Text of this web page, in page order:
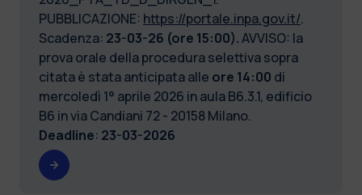
PUBBLICAZIONE: https://portale.inpa.gov.it/.
Scadenza: 23-03-26 (ore 15:00).AVVISO: la
prova orale della procedura selettiva sopra
citata è stata anticipataalle ore 14:00 di
mercoledì 1° aprile 2026 in aula B6.3.1, edificio
B6 in via Candiani 72 - 20158 Milano.
Deadline: 23-03-2026